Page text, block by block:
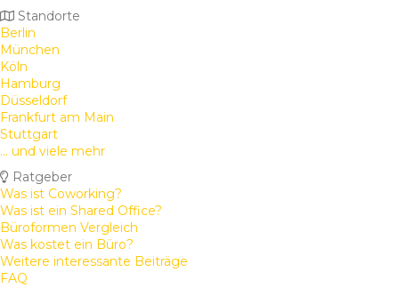
Standorte
Berlin
München
Köln
Hamburg
Düsseldorf
Frankfurt am Main
Stuttgart
... und viele mehr
Ratgeber
Was ist Coworking?
Was ist ein Shared Office?
Büroformen Vergleich
Was kostet ein Büro?
Weitere interessante Beiträge
FAQ